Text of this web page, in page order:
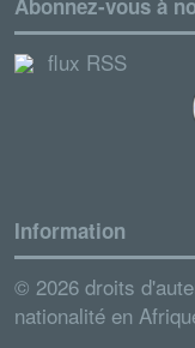
Abonnez-vous à
flux RSS
Information
© 2026 droits
nationalité en